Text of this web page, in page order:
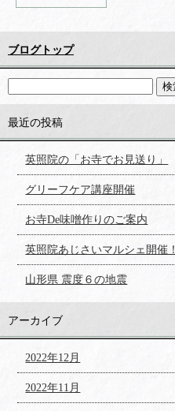
ブログトップ
最近の投稿
英照院の「お寺でお見送り」
グリーフケア講座開催
お寺De味噌作りのご案内
英照院あじさいマルシェ開催！
山形県 震度６の地震
アーカイブ
2022年12月
2022年11月